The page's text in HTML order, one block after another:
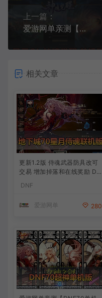
上一篇：
爱游网单亲测【风云OL单机版】最新整理神魂觉醒端 带GM命令可发物品道具 满元宝 免虚拟机一键端 视频安装教学
相关文章
更新1.2版 侍魂武器防具改可
交易 增加掉落和在线奖励 DN
丰富异次元技能装备词条 护
能徽章 史诗装备特效徽章 技
DNF
爱游网单 280